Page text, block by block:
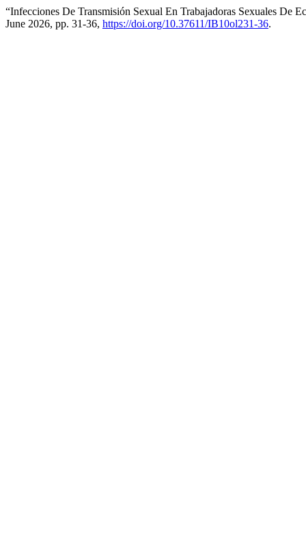
“Infecciones De Transmisión Sexual En Trabajadoras Sexuales De
June 2026, pp. 31-36, https://doi.org/10.37611/IB10ol231-36.